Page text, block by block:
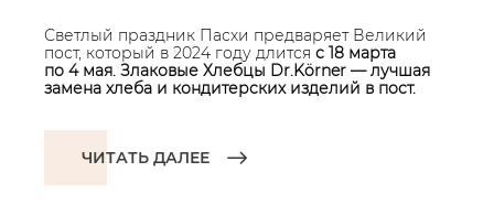
Светлый праздник Пасхи предваряет Великий
пост, который в 2024 году длится с 18 марта
по 4 мая. Злаковые Хлебцы Dr.Körner — лучшая
замена хлеба и кондитерских изделий в пост.
ЧИТАТЬ ДАЛЕЕ